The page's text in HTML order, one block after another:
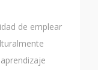
de emplear